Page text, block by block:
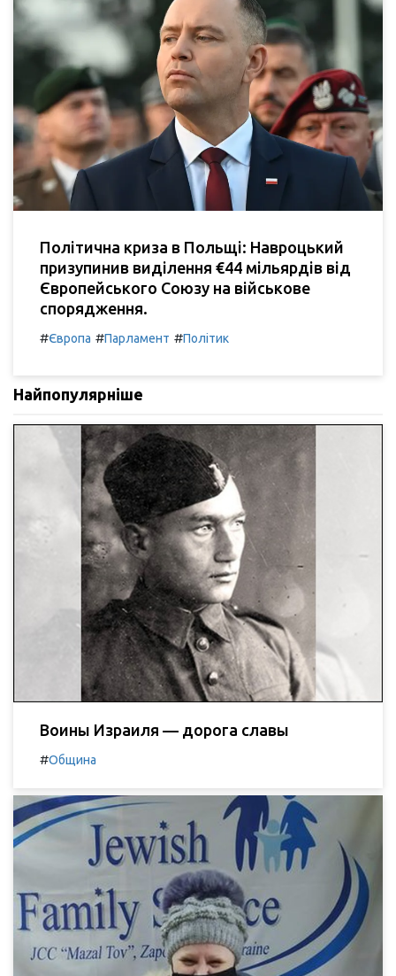
Політична криза в Польщі: Навроцький
призупинив виділення €44 мільярдів від
Європейського Союзу на військове
спорядження.
#Європа #Парламент #Політик
Найпопулярніше
Воины Израиля — дорога славы
#Община